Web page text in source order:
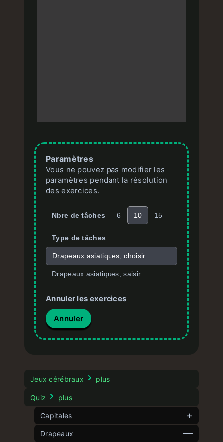
Paramètres
Vous ne pouvez pas modifier les
paramètres pendant la résolution
des exercices.
Nbre de tâches 6 10 15
Type de tâches
Drapeaux asiatiques, choisir
Drapeaux asiatiques, saisir
Annuler les exercices
Annuler
Jeux cérébraux plus
Quiz plus
Capitales
Capitales d’Europe
Drapeaux